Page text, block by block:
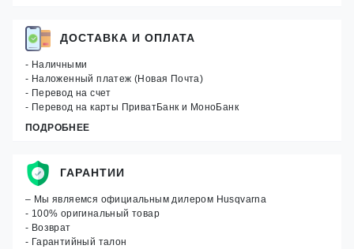
ДОСТАВКА И ОПЛАТА
- Наличными
- Наложенный платеж (Новая Почта)
- Перевод на счет
- Перевод на карты ПриватБанк и МоноБанк
ПОДРОБНЕЕ
ГАРАНТИИ
– Мы являемся официальным дилером Husqvarna
- 100% оригинальный товар
- Возврат
- Гарантийный талон